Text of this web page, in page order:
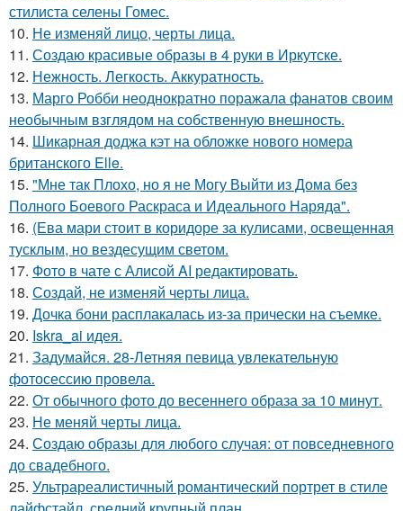
стилиста селены Гомес.
10. Не изменяй лицо, черты лица.
11. Создаю красивые образы в 4 руки в Иркутске.
12. Нежность. Легкость. Аккуратность.
13. Марго Робби неоднократно поражала фанатов своим
необычным взглядом на собственную внешность.
14. Шикарная доджа кэт на обложке нового номера
британского Elle.
15. "Мне так Плохо, но я не Могу Выйти из Дома без
Полного Боевого Раскраса и Идеального Наряда".
16. (Ева мари стоит в коридоре за кулисами, освещенная
тусклым, но вездесущим светом.
17. Фото в чате с Алисой AI редактировать.
18. Создай, не изменяй черты лица.
19. Дочка бони расплакалась из-за прически на съемке.
20. Iskra_ai идея.
21. Задумайся. 28-Летняя певица увлекательную
фотосессию провела.
22. От обычного фото до весеннего образа за 10 минут.
23. Не меняй черты лица.
24. Создаю образы для любого случая: от повседневного
до свадебного.
25. Ультрареалистичный романтический портрет в стиле